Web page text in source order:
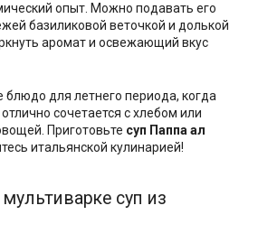
опыт. Можно подавать его
базиликовой веточкой и долькой
аромат и освежающий вкус
блюдо для летнего периода, когда
сочетается с хлебом или
Приготовьте суп Паппа ал
итальянской кулинарией!
суп из